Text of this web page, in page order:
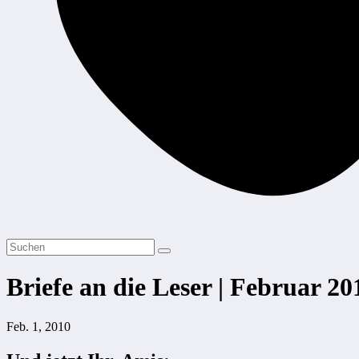
Briefe an die Leser | Februar
Feb. 1, 2010